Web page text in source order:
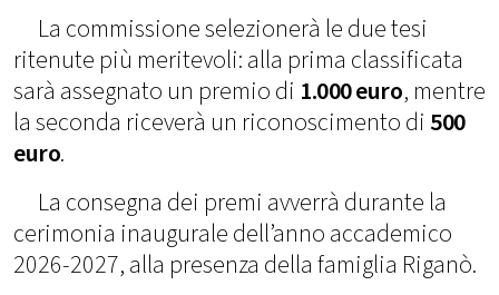
La commissione selezionerà le due tesi
ritenute più meritevoli: alla prima classificata
sarà assegnato un premio di 1.000 euro, mentre
la seconda riceverà un riconoscimento di 500
euro.
La consegna dei premi avverrà durante la
cerimonia inaugurale dell’anno accademico
2026-2027, alla presenza della famiglia Riganò.